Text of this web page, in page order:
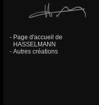
- Page d'accueil de
HASSELMANN
- Autres créations